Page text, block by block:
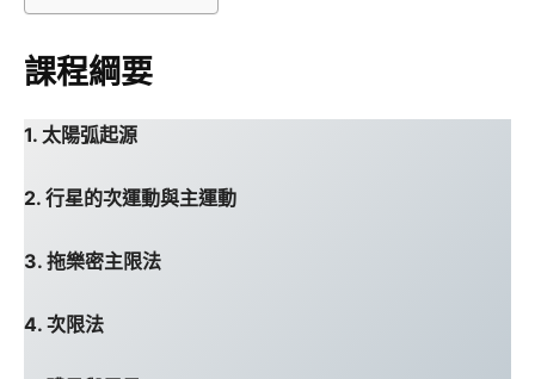
課程綱要
1. 太陽弧起源
2. 行星的次運動與主運動
3. 拖樂密主限法
4. 次限法